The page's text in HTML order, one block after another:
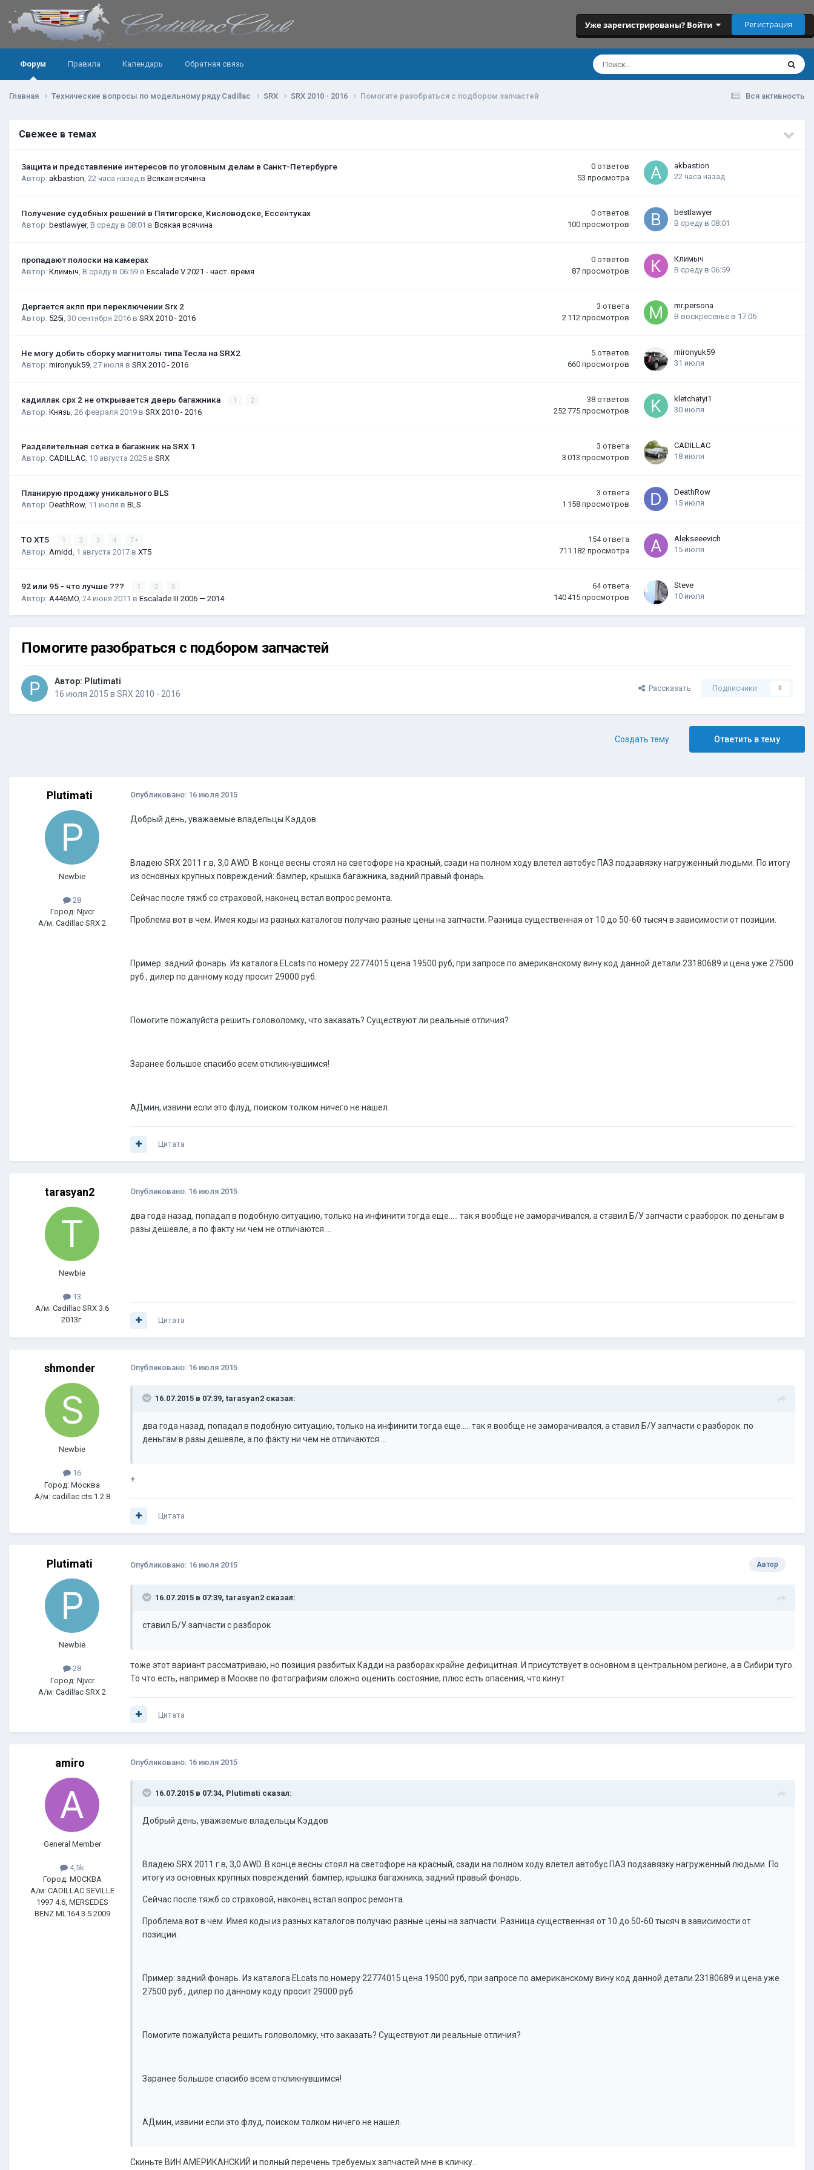
Уже зарегистрированы? Войти Регистрация
Форум Правила Календарь Обратная связь
Вся активность
Главная Технические вопросы по модельному ряду Cadillac SRX SRX 2010 - 2016 Помогите разобраться с подбором запчастей
Свежее в темах
Защита и представление интересов по уголовным делам в Санкт-Петербурге
Автор: akbastion 22 часа назад в Всякая всячина
0 ответов
53 просмотра
akbastion
22 часа назад
Получение судебных решений в Пятигорске, Кисловодске, Ессентуках
Автор: bestlawyer, В среду в 08:01 в Всякая всячина
0 ответов
100 просмотров
bestlawyer
В среду в 08:01
пропадают полоски на камерах
Автор: Климыч В среду в 06:59 в Escalade V 2021 - наст. время
0 ответов
87 просмотров
Климыч
В среду в 06:59
Дергается акпп при переключении Srx 2
Автор: 525i 30 сентября 2016 в SRX 2010 - 2016
3 ответа
2 112 просмотров
mr.persona
В воскресенье в 17:06
Не могу добить сборку магнитолы типа Тесла на SRX2
Автор: mironyuk59 27 июля в SRX 2010 - 2016
5 ответов
660 просмотров
mironyuk59
31 июля
кадиллак срх 2 не открывается дверь багажника 1 2
Автор: Князь 26 февраля 2019 в SRX 2010 - 2016
38 ответов
252 775 просмотров
kletchatyi1
30 июля
Разделительная сетка в багажник на SRX 1
Автор: CADILLAC 10 августа 2025 в SRX
3 ответа
3 013 просмотров
CADILLAC
18 июля
Планирую продажу уникального BLS
Автор: DeathRow, 11 июля в BLS
3 ответа
1 158 просмотров
DeathRow
15 июля
ТО XT5 1 2 3 4 7
Автор: Amidd 1 августа 2017 в XT5
154 ответа
711 182 просмотра
Alekseeevich
15 июля
92 или 95 - что лучше ??? 1 2 3
Автор: A446MO 24 июня 2011 в Escalade III 2006 — 2014
64 ответа
140 415 просмотров
Steve
10 июля
Помогите разобраться с подбором запчастей
Автор: Plutimati
16 июля 2015 в SRX 2010 - 2016
Рассказать Подписчики 0
Ответить в тему
Создать тему
Plutimati
Newbie
28
Город: Njvcr
А/м: Cadillac SRX 2
Опубликовано: 16 июля 2015
Добрый день, уважаемые владельцы Кэддов
Владею SRX 2011 г.в, 3,0 AWD. В конце весны стоял на светофоре на красный, сзади на полном ходу влетел автобус ПАЗ подзавязку нагруженный людьми. По итогу
из основных крупных повреждений: бампер, крышка багажника, задний правый фонарь.
Сейчас после тяжб со страховой, наконец встал вопрос ремонта.
Проблема вот в чем. Имея коды из разных каталогов получаю разные цены на запчасти. Разница существенная от 10 до 50-60 тысяч в зависимости от позиции.
Пример: задний фонарь. Из каталога ELcats по номеру 22774015 цена 19500 руб, при запросе по американскому вину код данной детали 23180689 и цена уже 27500
руб., дилер по данному коду просит 29000 руб.
Помогите пожалуйста решить головоломку, что заказать? Существуют ли реальные отличия?
Заранее большое спасибо всем откликнувшимся!
АДмин, извини если это флуд, поиском толком ничего не нашел.
Цитата
tarasyan2
Newbie
13
А/м: Cadillac SRX 3.6
2013г.
Опубликовано: 16 июля 2015
два года назад, попадал в подобную ситуацию, только на инфинити тогда еще..... так я вообще не заморачивался, а ставил Б/У запчасти с разборок. по деньгам в
разы дешевле, а по факту ни чем не отличаются....
Цитата
shmonder
Newbie
16
Город: Москва
А/м: cadillac cts 1 2.8
Опубликовано: 16 июля 2015
16.07.2015 в 07:39, tarasyan2 сказал:
два года назад, попадал в подобную ситуацию, только на инфинити тогда еще..... так я вообще не заморачивался, а ставил Б/У запчасти с разборок. по
деньгам в разы дешевле, а по факту ни чем не отличаются....
+
Цитата
Plutimati
Newbie
28
Город: Njvcr
А/м: Cadillac SRX 2
Автор
Опубликовано: 16 июля 2015
16.07.2015 в 07:39, tarasyan2 сказал:
ставил Б/У запчасти с разборок
тоже этот вариант рассматриваю, но позиция разбитых Кадди на разборах крайне дефицитная. И присутствует в основном в центральном регионе, а в Сибири туго.
То что есть, например в Москве по фотографиям сложно оценить состояние, плюс есть опасения, что кинут.
Цитата
amiro
General Member
4,5k
Город: МОСКВА
А/м: CADILLAC SEVILLE
1997 4.6, MERSEDES
BENZ ML164 3.5 2009
Опубликовано: 16 июля 2015
16.07.2015 в 07:34, Plutimati сказал:
Добрый день, уважаемые владельцы Кэддов
Владею SRX 2011 г.в, 3,0 AWD. В конце весны стоял на светофоре на красный, сзади на полном ходу влетел автобус ПАЗ подзавязку нагруженный людьми. По
итогу из основных крупных повреждений: бампер, крышка багажника, задний правый фонарь.
Сейчас после тяжб со страховой, наконец встал вопрос ремонта.
Проблема вот в чем. Имея коды из разных каталогов получаю разные цены на запчасти. Разница существенная от 10 до 50-60 тысяч в зависимости от
позиции.
Пример: задний фонарь. Из каталога ELcats по номеру 22774015 цена 19500 руб, при запросе по американскому вину код данной детали 23180689 и цена уже
27500 руб., дилер по данному коду просит 29000 руб.
Помогите пожалуйста решить головоломку, что заказать? Существуют ли реальные отличия?
Заранее большое спасибо всем откликнувшимся!
АДмин, извини если это флуд, поиском толком ничего не нашел.
Скиньте ВИН АМЕРИКАНСКИЙ и полный перечень требуемых запчастей мне в кличку...